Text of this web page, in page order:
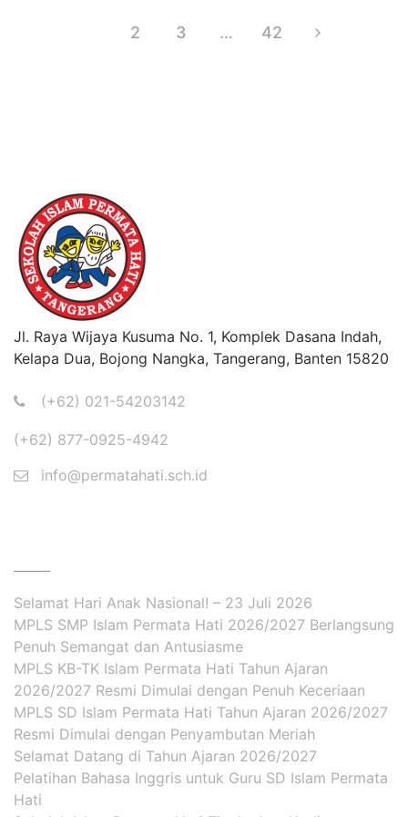
2 3 … 42
Jl. Raya Wijaya Kusuma No. 1, Komplek Dasana Indah,
Kelapa Dua, Bojong Nangka, Tangerang, Banten 15820
(+62) 021-54203142
(+62) 877-0925-4942
info@permatahati.sch.id
Selamat Hari Anak Nasional! – 23 Juli 2026
MPLS SMP Islam Permata Hati 2026/2027 Berlangsung
Penuh Semangat dan Antusiasme
MPLS KB-TK Islam Permata Hati Tahun Ajaran
2026/2027 Resmi Dimulai dengan Penuh Keceriaan
MPLS SD Islam Permata Hati Tahun Ajaran 2026/2027
Resmi Dimulai dengan Penyambutan Meriah
Selamat Datang di Tahun Ajaran 2026/2027
Pelatihan Bahasa Inggris untuk Guru SD Islam Permata
Hati